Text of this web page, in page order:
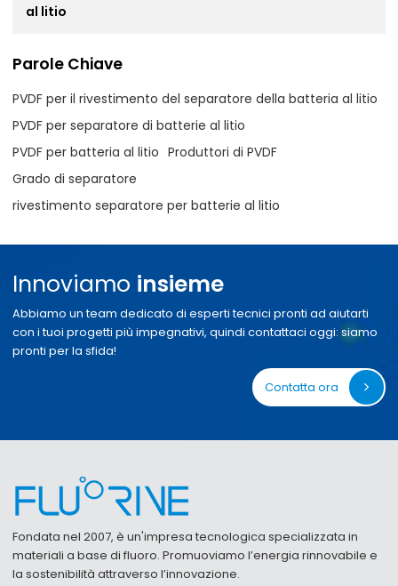
al litio
Parole Chiave
PVDF per il rivestimento del separatore della batteria al litio
PVDF per separatore di batterie al litio
PVDF per batteria al litio Produttori di PVDF
Grado di separatore
rivestimento separatore per batterie al litio
Innoviamo insieme
Abbiamo un team dedicato di esperti tecnici pronti ad aiutarti
con i tuoi progetti più impegnativi, quindi contattaci oggi: siamo
pronti per la sfida!
Contatta ora
Fondata nel 2007, è un'impresa tecnologica specializzata in
materiali a base di fluoro. Promuoviamo l’energia rinnovabile e
la sostenibilità attraverso l’innovazione.